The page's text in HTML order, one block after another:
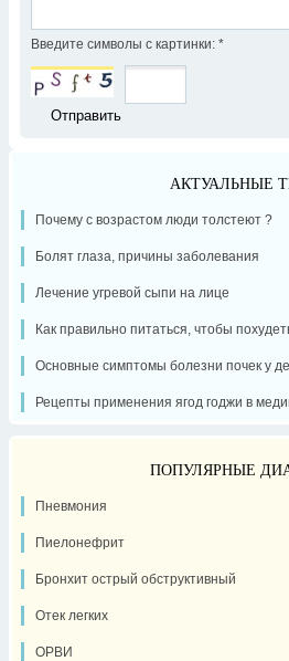
Введите символы с картинки: *
АКТУАЛЬНЫЕ
Почему с возрастом люди толстеют ?
Болят глаза, причины заболевания
Лечение угревой сыпи на лице
Как правильно питаться, чтобы
Основные симптомы болезни почек у
Рецепты применения ягод годжи в
ПОПУЛЯРНЫЕ
Пневмония
Пиелонефрит
Бронхит острый обструктивный
Отек легких
ОРВИ